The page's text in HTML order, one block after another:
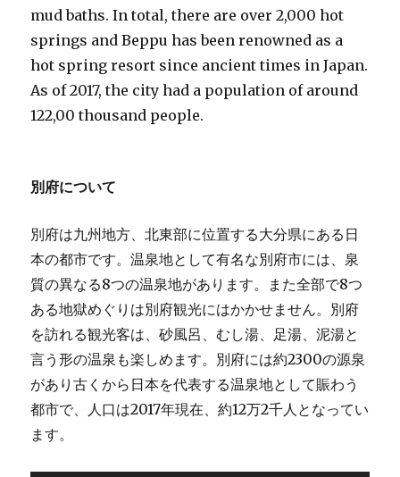
mud baths. In total, there are over 2,000 hot
springs and Beppu has been renowned as a
hot spring resort since ancient times in Japan.
As of 2017, the city had a population of around
122,00 thousand people.
別府について
別府は九州地方、北東部に位置する大分県にある日
本の都市です。温泉地として有名な別府市には、泉
質の異なる8つの温泉地があります。また全部で8つ
ある地獄めぐりは別府観光にはかかせません。別府
を訪れる観光客は、砂風呂、むし湯、足湯、泥湯と
言う形の温泉も楽しめます。別府には約2300の源泉
があり古くから日本を代表する温泉地として賑わう
都市で、人口は2017年現在、約12万2千人となってい
ます。